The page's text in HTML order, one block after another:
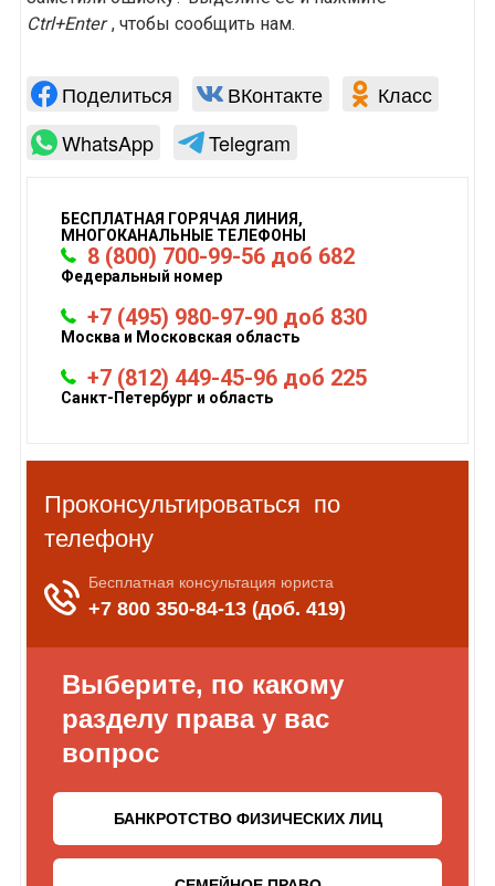
Ctrl+Enter , чтобы сообщить нам.
Поделиться ВКонтакте
Класс
WhatsApp
Telegram
БЕСПЛАТНАЯ ГОРЯЧАЯ ЛИНИЯ,
МНОГОКАНАЛЬНЫЕ ТЕЛЕФОНЫ
8 (800) 700-99-56 доб 682
Федеральный номер
+7 (495) 980-97-90 доб 830
Москва и Московская область
+7 (812) 449-45-96 доб 225
Санкт-Петербург и область